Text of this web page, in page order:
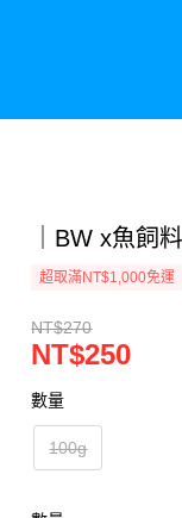
｜BW x魚飼
超取滿NT$1,000免運
NT$270
NT$250
數量
100g